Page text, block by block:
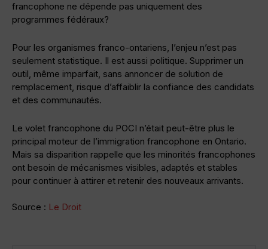
francophone ne dépende pas uniquement des
programmes fédéraux?
Pour les organismes franco-ontariens, l’enjeu n’est pas
seulement statistique. Il est aussi politique. Supprimer un
outil, même imparfait, sans annoncer de solution de
remplacement, risque d’affaiblir la confiance des candidats
et des communautés.
Le volet francophone du POCI n’était peut-être plus le
principal moteur de l’immigration francophone en Ontario.
Mais sa disparition rappelle que les minorités francophones
ont besoin de mécanismes visibles, adaptés et stables
pour continuer à attirer et retenir des nouveaux arrivants.
Source : Le Droit